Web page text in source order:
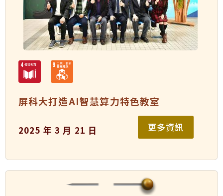
屏科大打造AI智慧算力特色教室
2025 年 3 月 21 日 更多資訊